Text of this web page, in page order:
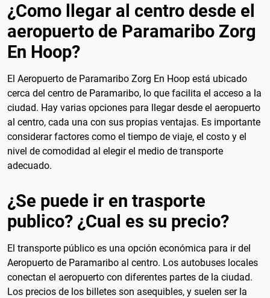
¿Como llegar al centro desde el
aeropuerto de Paramaribo Zorg
En Hoop?
El Aeropuerto de Paramaribo Zorg En Hoop está ubicado
cerca del centro de Paramaribo, lo que facilita el acceso a la
ciudad. Hay varias opciones para llegar desde el aeropuerto
al centro, cada una con sus propias ventajas. Es importante
considerar factores como el tiempo de viaje, el costo y el
nivel de comodidad al elegir el medio de transporte
adecuado.
¿Se puede ir en trasporte
publico? ¿Cual es su precio?
El transporte público es una opción económica para ir del
Aeropuerto de Paramaribo al centro. Los autobuses locales
conectan el aeropuerto con diferentes partes de la ciudad.
Los precios de los billetes son asequibles, y suelen ser la